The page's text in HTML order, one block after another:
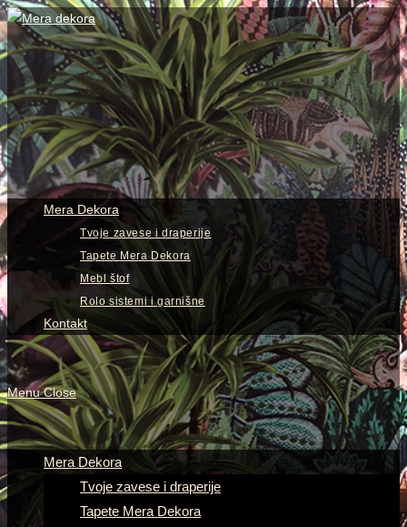
Skip
to
content
View
website
Menu
Mera Dekora
Tvoje zavese i draperije
Tapete Mera Dekora
Mebl štof
Rolo sistemi i garnišne
Kontakt
Menu Close
Mera Dekora
Tvoje zavese i draperije
Tapete Mera Dekora